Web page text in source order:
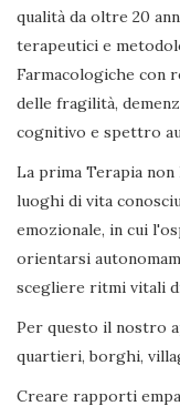
qualità da oltre 20
terapeutici e
Farmacologiche con
delle fragilità,
cognitivo e spettro
La prima Terapia
luoghi di vita
emozionale, in cui
orientarsi
scegliere ritmi vitali
Per questo il nostro
quartieri, borghi,
Creare rapporti